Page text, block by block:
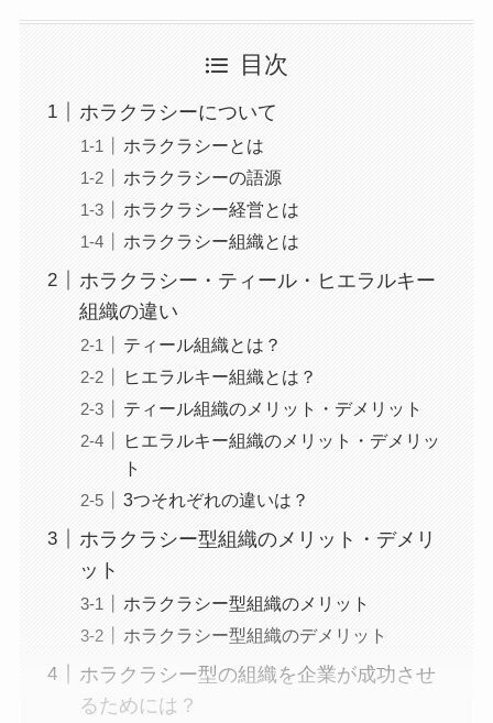
目次
ホラクラシーについて
ホラクラシーとは
ホラクラシーの語源
ホラクラシー経営とは
ホラクラシー組織とは
ホラクラシー・ティール・ヒエラルキー
組織の違い
ティール組織とは？
ヒエラルキー組織とは？
ティール組織のメリット・デメリット
ヒエラルキー組織のメリット・デメリッ
ト
3つそれぞれの違いは？
ホラクラシー型組織のメリット・デメリ
ット
ホラクラシー型組織のメリット
ホラクラシー型組織のデメリット
ホラクラシー型の組織を企業が成功させ
るためには？